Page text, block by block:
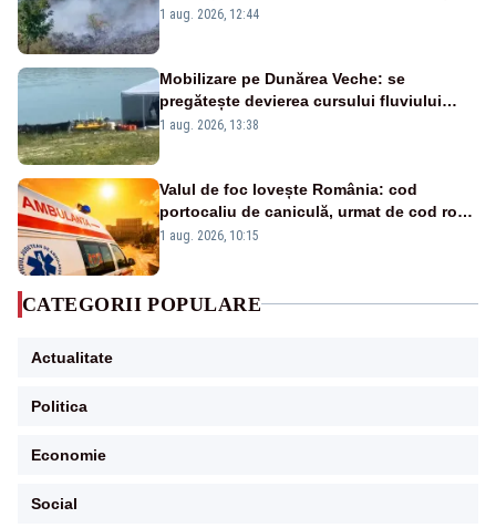
silvicultori se luptă cu flăcările - VIDEO
1 aug. 2026, 12:44
Mobilizare pe Dunărea Veche: se
pregătește devierea cursului fluviului
către Cernavodă – VIDEO
1 aug. 2026, 13:38
Valul de foc lovește România: cod
portocaliu de caniculă, urmat de cod roșu
duminică. Temperaturile urcă spre 40°C
1 aug. 2026, 10:15
CATEGORII POPULARE
Actualitate
Politica
Economie
Social